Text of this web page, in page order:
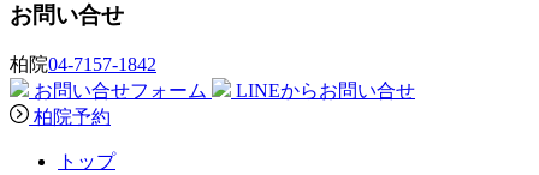
お問い合せ
柏院04-7157-1842
お問い合せフォーム
LINEからお問い合せ
柏院予約
トップ